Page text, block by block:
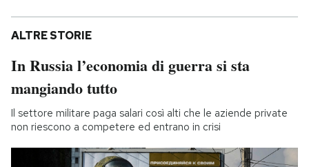
ALTRE STORIE
In Russia l’economia di guerra si sta
mangiando tutto
Il settore militare paga salari così alti che le aziende private
non riescono a competere ed entrano in crisi